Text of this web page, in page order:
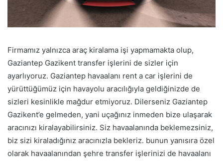
Firmamız yalnızca araç kiralama işi yapmamakta olup,
Gaziantep Gazikent transfer işlerini de sizler için
ayarlıyoruz. Gaziantep havaalanı rent a car işlerini de
yürüttüğümüz için havayolu aracılığıyla geldiğinizde de
sizleri kesinlikle mağdur etmiyoruz. Dilerseniz Gaziantep
Gazikent’e gelmeden, yani uçağınız inmeden bize ulaşarak
aracınızı kiralayabilirsiniz. Siz havaalanında beklemezsiniz,
biz sizi kiraladığınız aracınızla bekleriz. bunun yanısıra özel
olarak havaalanından şehre transfer işlerinizi de havaalanı